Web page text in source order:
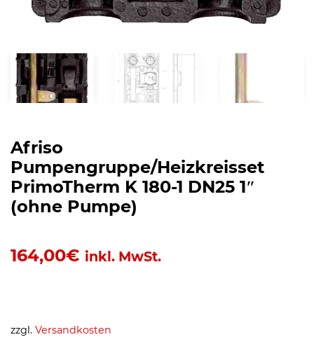
Afriso
Pumpengruppe/Heizkreisset
PrimoTherm K 180-1 DN25 1″
(ohne Pumpe)
164,00€ inkl. MwSt.
zzgl. Versandkosten